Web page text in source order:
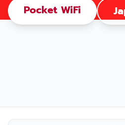
Pocket WiFi